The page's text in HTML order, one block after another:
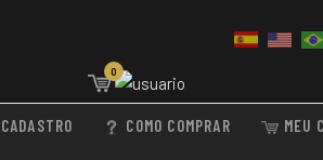
0
CADASTRO COMO COMPRAR MEU